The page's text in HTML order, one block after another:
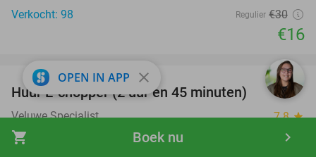
shopping_cart navigate_next
Boek nu
Verkocht: 98
Regulier €30
€16
28%
favorite_border
Huur E-chopper (2 uur en 45 minuten)
Veluwe Specialist 7.8star
Otterlo (+1 locatie)
OPEN IN APP close